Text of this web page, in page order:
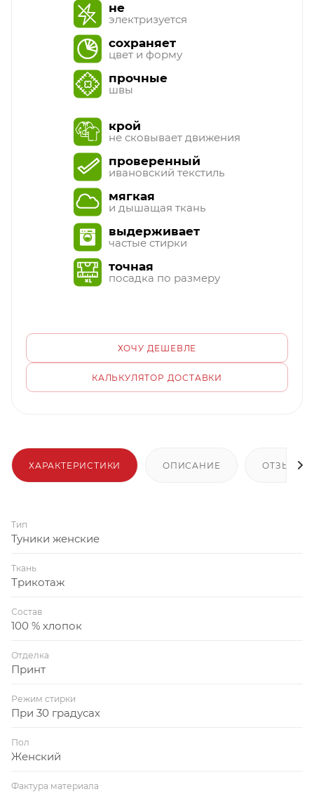
не
электризуется
сохраняет
цвет и форму
прочные
швы
крой
не сковывает движения
проверенный
ивановский текстиль
мягкая
и дышащая ткань
выдерживает
частые стирки
точная
посадка по размеру
ХОЧУ ДЕШЕВЛЕ
КАЛЬКУЛЯТОР ДОСТАВКИ
ХАРАКТЕРИСТИКИ ОПИСАНИЕ ОТЗЫВЫ
Тип
Туники женские
Ткань
Трикотаж
Состав
100 % хлопок
Отделка
Принт
Режим стирки
При 30 градусах
Пол
Женский
Фактура материала